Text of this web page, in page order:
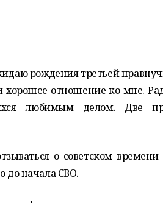
рождения третьей
хорошее отношение ко мне.
любимым делом. Две
о советском времени
до начала СВО.